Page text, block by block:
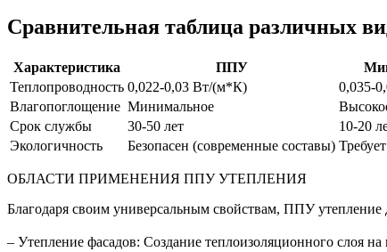
Сравнительная таблица различных
Характеристика ППУ
Теплопроводность 0,022-0,03 Вт/(м*К) 0,035-
Влагопоглощение Минимальное
Срок службы
30-50 лет 10-20
Экологичность
Безопасен (современные составы)
ОБЛАСТИ ПРИМЕНЕНИЯ ППУ УТЕПЛЕНИЯ
Благодаря своим универсальным свойствам, ППУ утепление
– Утепление фасадов: Создание теплоизоляционного слоя